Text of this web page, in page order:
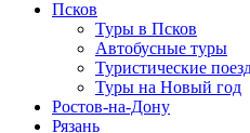
Псков
Туры в Псков
Автобусные туры
Туристические
Туры на Новый год
Ростов-на-Дону
Рязань